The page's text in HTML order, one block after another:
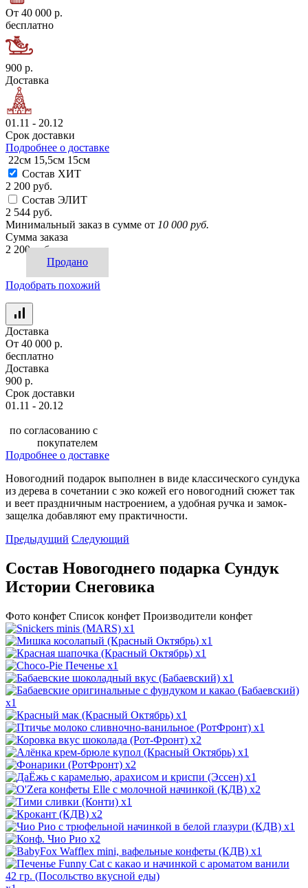
От 40 000 р.
бесплатно
900 р.
Доставка
01.11 - 20.12
Срок доставки
Подробнее о доставке
22см 15,5см 15см
Состав ХИТ
2 200 руб.
Состав ЭЛИТ
2 544 руб.
Минимальный заказ в сумме от 10 000 руб.
Сумма заказа
2 200 руб.
Продано
Подобрать похожий
Доставка
От 40 000 р.
бесплатно
Доставка
900 р.
Срок доставки
01.11 - 20.12
по согласованию с
покупателем
Подробнее о доставке
Новогодний подарок выполнен в виде классического сундука
из дерева в сочетании с эко кожей его новогодний сюжет так
и веет праздничным настроением, а удобная ручка и замок-
защелка добавляют ему практичности.
Предыдущий Следующий
Состав Новогоднего подарка Сундук
Истории Снеговика
Фото конфет Список конфет Производители конфет
x1
x1
x1
x1
x1
x1
x1
x1
x2
x1
x2
x1
x2
x1
x2
x1
x2
x1